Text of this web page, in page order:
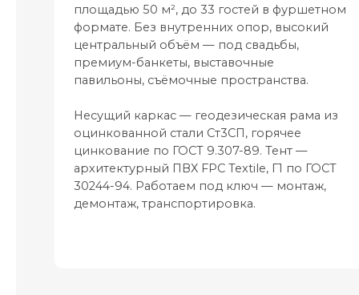
площадью 50 м², до 33 гостей в фуршетном
формате. Без внутренних опор, высокий
центральный объём — под свадьбы,
премиум-банкеты, выставочные
павильоны, съёмочные пространства.
Несущий каркас — геодезическая рама из
оцинкованной стали Ст3СП, горячее
цинкование по ГОСТ 9.307-89. Тент —
архитектурный ПВХ FPC Textile, Г1 по ГОСТ
30244-94. Работаем под ключ — монтаж,
демонтаж, транспортировка.